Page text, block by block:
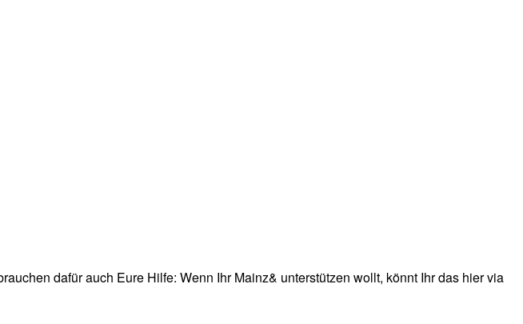
dafür auch Eure Hilfe: Wenn Ihr Mainz& unterstützen wollt, könnt Ihr das hier via